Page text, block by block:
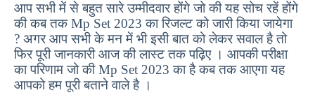
आप सभी में से बहुत सारे उम्मीदवार होंगे जो की यह सोच रहें होंगे
की कब तक Mp Set 2023 का रिजल्ट को जारी किया जायेगा
? अगर आप सभी के मन में भी इसी बात को लेकर सवाल है तो
फिर पूरी जानकारी आज की लास्ट तक पढ़िए । आपकी परीक्षा
का परिणाम जो की Mp Set 2023 का है कब तक आएगा यह
आपको हम पूरी बताने वाले है ।